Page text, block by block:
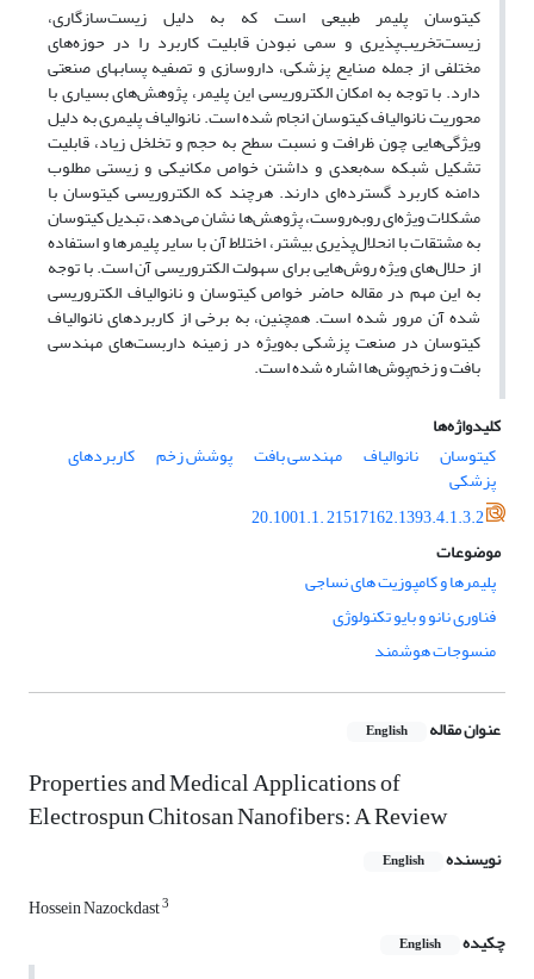
کیتوسان پلیمر طبیعی است که به دلیل زیست‌سازگاری،
زیست‌تخریب‌پذیری و سمی نبودن قابلیت کاربرد را در حوزه‌های
مختلفی از جمله صنایع پزشکی، داروسازی و تصفیه پسابهای صنعتی
دارد. با توجه به امکان الکتروریسی این پلیمر، پژوهش‌های بسیاری با
محوریت نانوالیاف کیتوسان انجام شده است. نانوالیاف پلیمری به دلیل
ویژگی‌هایی چون ظرافت و نسبت سطح به حجم و تخلخل زیاد، قابلیت
تشکیل شبکه سه‌بعدی و داشتن خواص مکانیکی و زیستی مطلوب
دامنه کاربرد گسترده‌ای دارند. هرچند که الکتروریسی کیتوسان با
مشکلات ویژه‌ای روبه‌روست، پژوهش‌ها نشان می‌دهد، تبدیل کیتوسان
به مشتقات با انحلال‌پذیری بیشتر، اختلاط آن با سایر پلیمرها و استفاده
از حلال‌های ویژه روش‌هایی برای سهولت الکتروریسی آن است. با توجه
به این مهم در مقاله حاضر خواص کیتوسان و نانوالیاف الکتروریسی
شده آن مرور شده است. همچنین، به برخی از کاربردهای نانو‌الیاف
کیتوسان در صنعت پزشکی به‌ویژه در زمینه داربست‌های مهندسی
بافت و زخم‌پوش‌ها اشاره شده است.
کلیدواژه‌ها
کیتوسان
نانوالیاف مهندسی بافت پوشش زخم کاربردهای
پزشکی
20.1001.1. 21517162.1393.4.1.3.2
موضوعات
پلیمرها و کامپوزیت های نساجی
فناوری نانو و بایو تکنولوژی
منسوجات هوشمند
عنوان مقاله English
Properties and Medical Applications of
Electrospun Chitosan Nanofibers: A Review
نویسنده English
Hossein Nazockdast3
چکیده English